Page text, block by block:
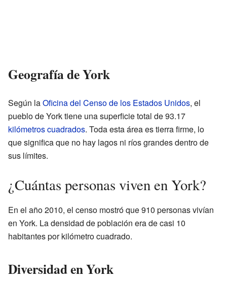
Geografía de York
Según laOficina del Censo de los Estados Unidos, el
pueblo de York tiene una superficie total de 93.17
kilómetros cuadrados. Toda esta área es tierra firme, lo
que significa que no hay lagos ni ríos grandes dentro de
sus límites.
¿Cuántas personas viven en York?
En el año 2010, el censo mostró que 910 personas vivían
en York. La densidad de población era de casi 10
habitantes por kilómetro cuadrado.
Diversidad en York